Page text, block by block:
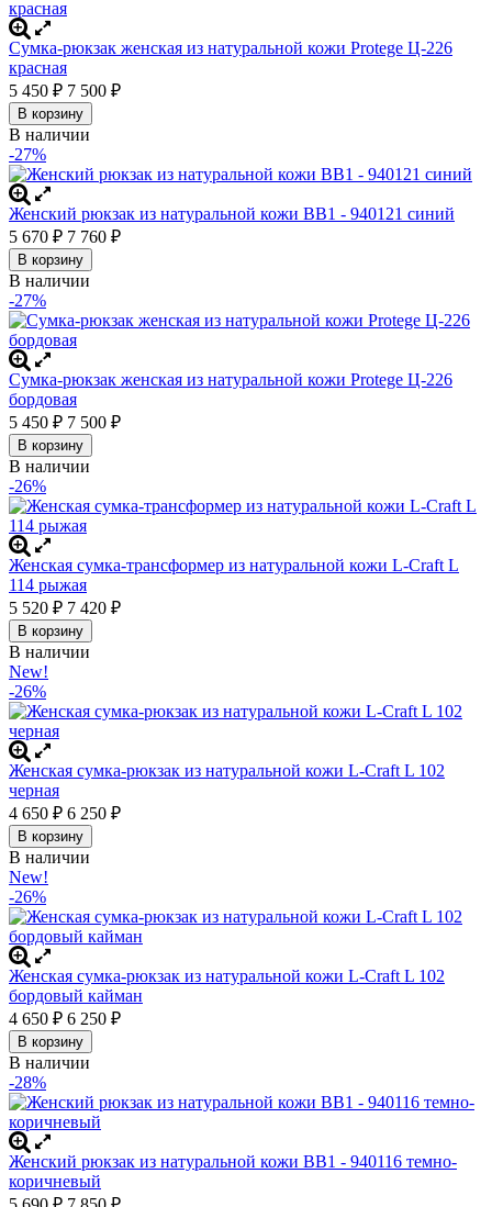
Сумка-рюкзак женская из натуральной кожи Protege Ц-226
красная
5 450 ₽ 7 500 ₽
В корзину
В наличии
-27%
Женский рюкзак из натуральной кожи BB1 - 940121 синий
5 670 ₽ 7 760 ₽
В корзину
В наличии
-27%
Сумка-рюкзак женская из натуральной кожи Protege Ц-226
бордовая
5 450 ₽ 7 500 ₽
В корзину
В наличии
-26%
Женская сумка-трансформер из натуральной кожи L-Craft L
114 рыжая
5 520 ₽ 7 420 ₽
В корзину
В наличии
New!
-26%
Женская сумка-рюкзак из натуральной кожи L-Craft L 102
черная
4 650 ₽ 6 250 ₽
В корзину
В наличии
New!
-26%
Женская сумка-рюкзак из натуральной кожи L-Craft L 102
бордовый кайман
4 650 ₽ 6 250 ₽
В корзину
В наличии
-28%
Женский рюкзак из натуральной кожи BB1 - 940116 темно-
коричневый
₽ ₽